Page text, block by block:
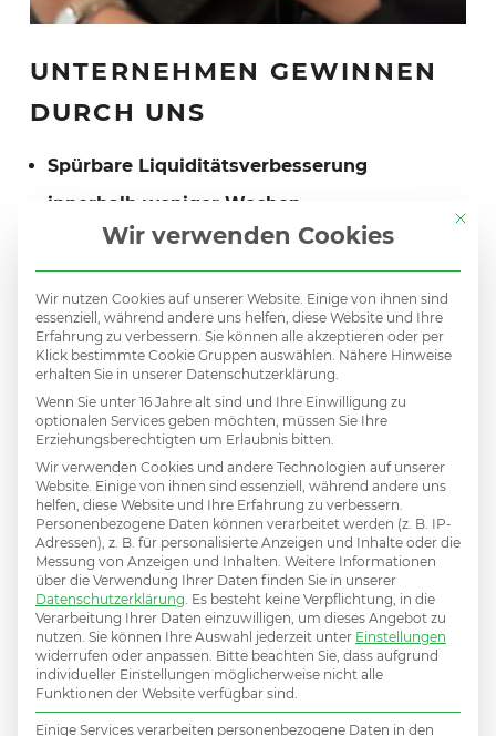
UNTERNEHMEN GEWINNEN
DURCH UNS
Spürbare Liquiditätsverbesserung
innerhalb weniger Wochen
Klare Prioritäten statt Chaos
Ein Vertriebsteam, das wieder abschließt
und wieder Verantwortung übernimmt,
statt nur improvisiert
Vertrauen von Banken, Kunden und
Mitarbeitern
Strukturen, die auch zukünftige Krisen
abfedern
Eine Vertriebskultur auf Wachstum
getrimmt
Einen echten Neustart statt kosmetischer
Sanierung
Mit
Wir verwenden Cookies
Wir nutzen Cookies auf unserer Website. Einige von ihnen sind
essenziell, während andere uns helfen, diese Website und Ihre
Erfahrung zu verbessern. Sie können alle akzeptieren oder per
Klick bestimmte Cookie Gruppen auswählen. Nähere Hinweise
erhalten Sie in unserer Datenschutzerklärung.
Wenn Sie unter 16 Jahre alt sind und Ihre Einwilligung zu
optionalen Services geben möchten, müssen Sie Ihre
Erziehungsberechtigten um Erlaubnis bitten.
Wir verwenden Cookies und andere Technologien auf unserer
Website. Einige von ihnen sind essenziell, während andere uns
helfen, diese Website und Ihre Erfahrung zu verbessern.
Personenbezogene Daten können verarbeitet werden (z. B. IP-
Adressen), z. B. für personalisierte Anzeigen und Inhalte oder die
Messung von Anzeigen und Inhalten. Weitere Informationen
über die Verwendung Ihrer Daten finden Sie in unserer
Datenschutzerklärung. Es besteht keine Verpflichtung, in die
Verarbeitung Ihrer Daten einzuwilligen, um dieses Angebot zu
nutzen. Sie können Ihre Auswahl jederzeit unter Einstellungen
widerrufen oder anpassen. Bitte beachten Sie, dass aufgrund
individueller Einstellungen möglicherweise nicht alle
Funktionen der Website verfügbar sind.
Einige Services verarbeiten personenbezogene Daten in den